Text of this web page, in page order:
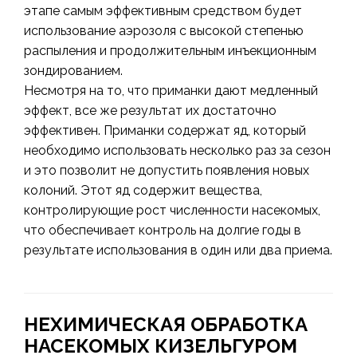
этапе самым эффективным средством будет
использование аэрозоля с высокой степенью
распыления и продолжительным инъекционным
зондированием.
Несмотря на то, что приманки дают медленный
эффект, все же результат их достаточно
эффективен. Приманки содержат яд, который
необходимо использовать несколько раз за сезон
и это позволит не допустить появления новых
колоний. Этот яд содержит вещества,
контролирующие рост численности насекомых,
что обеспечивает контроль на долгие годы в
результате использования в один или два приема.
НЕХИМИЧЕСКАЯ ОБРАБОТКА
НАСЕКОМЫХ КИЗЕЛЬГУРОМ